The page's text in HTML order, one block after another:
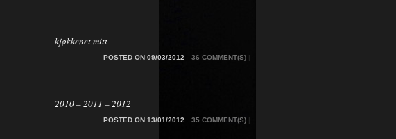
kjøkkenet mitt
36 COMMENT(S) |
POSTED ON 09/03/2012
2010 – 2011 – 2012
35 COMMENT(S) |
POSTED ON 13/01/2012